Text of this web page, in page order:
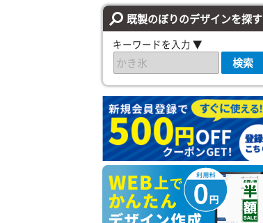
既製のぼりのデザインを探す
キーワードを入力 ▼
検索